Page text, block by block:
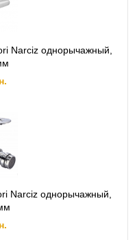
Narciz однорычажный,
Narciz однорычажный,